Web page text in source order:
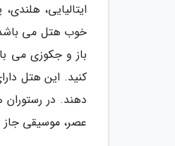
ایتالیایی،
خوب هتل می
باز و جکوزی می
دهند. در
عصر، موسیقی جاز